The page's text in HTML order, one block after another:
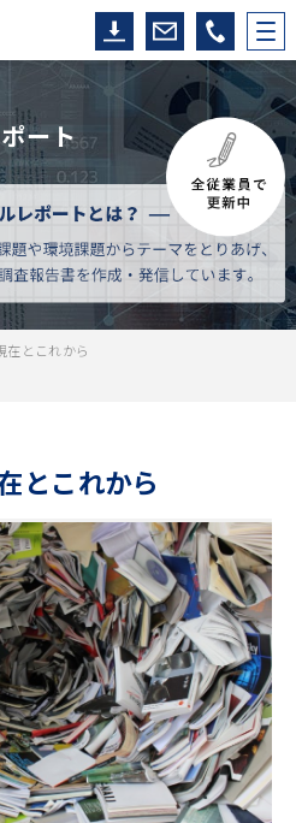
ート
在とこれから
とこれから